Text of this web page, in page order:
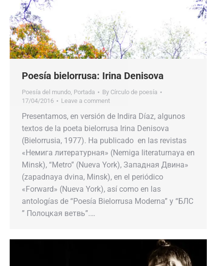
Poesía bielorrusa: Irina Denisova
Poesía del mundo, Portada By Círculo de poesía
17/04/2016
Leave a comment
Presentamos, en versión de Indira Díaz, algunos
textos de la poeta bielorrusa Irina Denisova
(Bielorrusia, 1977). Ha publicado en las revistas
«Немига литературная» (Nemiga literaturnaya en
Minsk), “Metro” (Nueva York), Западная Двина»
(zapadnaya dvina, Minsk), en el periódico
«Forward» (Nueva York), así como en las
antologías de “Poesía Bielorrusa Moderna” y “БЛС
” Полоцкая ветвь”.…